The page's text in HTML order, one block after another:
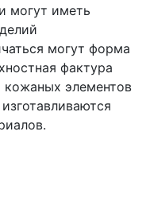
могут иметь
могут форма
фактура
кожаных элементов